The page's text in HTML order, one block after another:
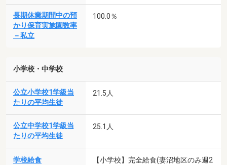
長期休業期間中の預
かり保育実施園数率
－私立
100.0％
小学校・中学校
公立小学校1学級当
たりの平均生徒
21.5人
公立中学校1学級当
たりの平均生徒
25.1人
学校給食
【小学校】完全給食(妻沼地区のみ週2